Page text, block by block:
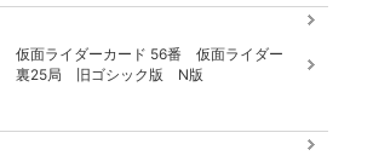
仮面ライダーカード 56番 仮面ライダー
裏25局 旧ゴシック版 N版